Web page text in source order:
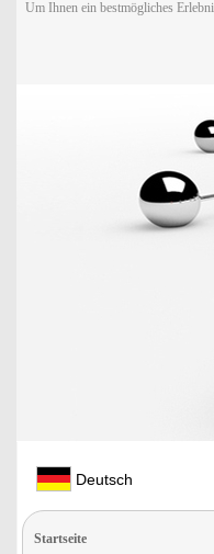
Um Ihnen ein bestmögliches
Deutsch
Startseite